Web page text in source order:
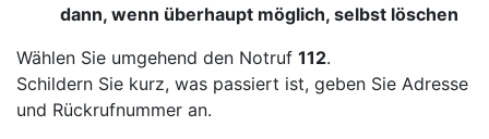
dann, wenn überhaupt möglich, selbst löschen
Wählen Sie umgehend den Notruf 112.
Schildern Sie kurz, was passiert ist, geben Sie Adresse
und Rückrufnummer an.